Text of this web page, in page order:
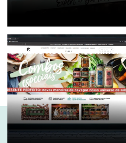
Visite nosso e-commerce